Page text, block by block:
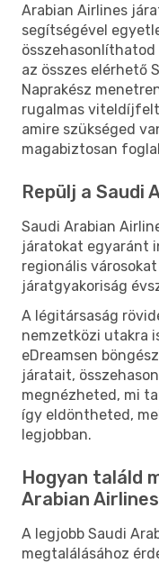
Arabian Airlines
segítségével
az összes elérhető
Naprakész
rugalmas
amire szükséged
magabiztosan
Repülj a Saudi
Saudi Arabian
járatokat egyaránt
regionális
járatgyakoriság
A légitársaság
nemzetközi utakra
eDreamsen
járatait,
megnézheted, mi
így eldöntheted,
legjobban.
Hogyan találd
Arabian
A legjobb Saudi
megtalálásához